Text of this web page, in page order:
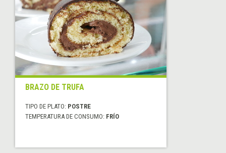
BRAZO DE TRUFA
TIPO DE PLATO: POSTRE
TEMPERATURA DE CONSUMO: FRÍO